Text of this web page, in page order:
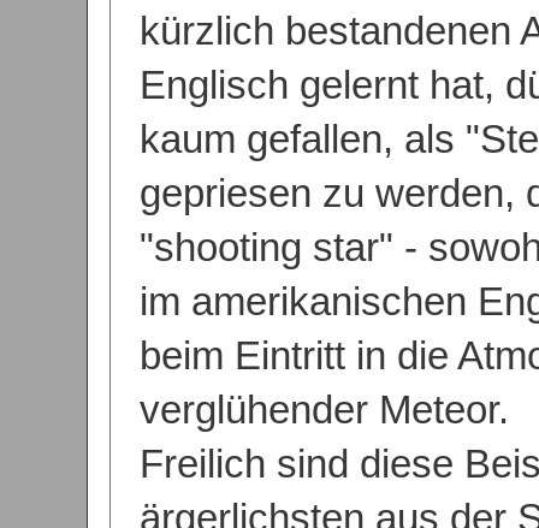
kürzlich bestandenen
Englisch gelernt hat,
kaum gefallen, als
gepriesen zu werden,
"shooting star" -
im amerikanischen
beim Eintritt in die
verglühender Meteor.
Freilich sind diese
ärgerlichsten aus der